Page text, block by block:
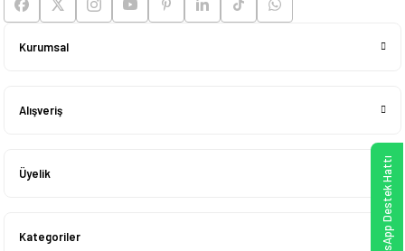
Kurumsal
Alışveriş
Üyelik
Kategoriler WhatsApp Destek Hattı